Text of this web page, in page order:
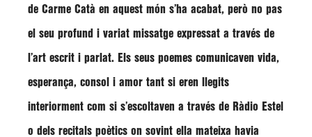
de Carme Catà en aquest món s’ha acabat, però no pas
el seu profund i variat missatge expressat a través de
l’art escrit i parlat. Els seus poemes comunicaven vida,
esperança, consol i amor tant si eren llegits
interiorment com si s’escoltaven a través de Ràdio Estel
o dels recitals poètics on sovint ella mateixa havia